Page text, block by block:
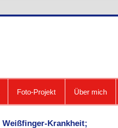
Blog zum
Foto-Projekt Über mich
Krankheit;